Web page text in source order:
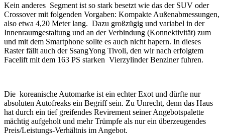
Kein anderes Segment ist so stark besetzt wie das der SUV oder
Crossover mit folgenden Vorgaben: Kompakte Außenabmessungen,
also etwa 4,20 Meter lang. Dazu großzügig und variabel in der
Innenraumgestaltung und an der Verbindung (Konnektivität) zum
und mit dem Smartphone sollte es auch nicht hapern. In dieses
Raster fällt auch der SsangYong Tivoli, den wir nach erfolgtem
Facelift mit dem 163 PS starken Vierzylinder Benziner fuhren.
Die koreanische Automarke ist ein echter Exot und dürfte nur
absoluten Autofreaks ein Begriff sein. Zu Unrecht, denn das Haus
hat durch ein tief greifendes Revirement seiner Angebotspalette
mächtig aufgeholt und mehr Trümpfe als nur ein überzeugendes
Preis/Leistungs-Verhältnis im Angebot.